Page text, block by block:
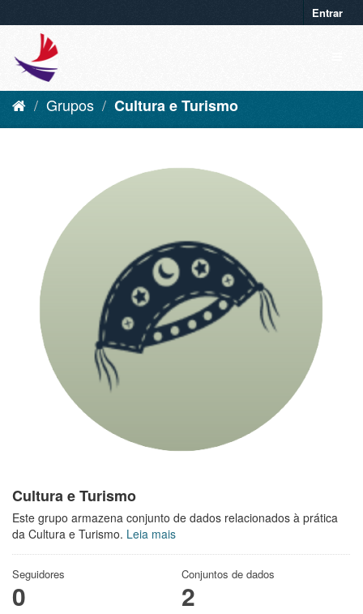
Entrar
Grupos Cultura e Turismo
Cultura e Turismo
Este grupo armazena conjunto de dados relacionados à prática
da Cultura e Turismo. Leia mais
Seguidores
0
Conjuntos de dados
2